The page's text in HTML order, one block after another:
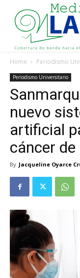
Home Periodismo
Periodismo Universitario
nuevo
artificial
cáncer
By Jacqueline Oyarce